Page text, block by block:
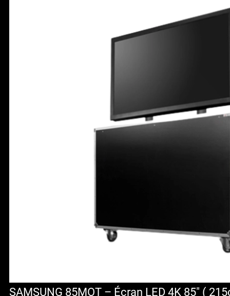
SAMSUNG 85MOT – Écran LED 4K 85″ (